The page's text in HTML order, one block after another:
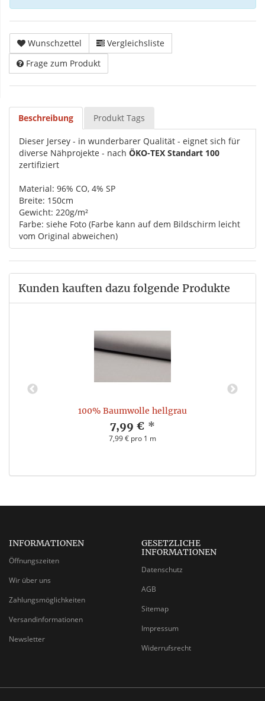
Wunschzettel
Vergleichsliste
Frage zum Produkt
Beschreibung Produkt Tags
Dieser Jersey - in wunderbarer Qualität - eignet sich für
diverse Nähprojekte - nach ÖKO-TEX Standart 100
zertifiziert
Material: 96% CO, 4% SP
Breite: 150cm
Gewicht: 220g/m²
Farbe: siehe Foto (Farbe kann auf dem Bildschirm leicht
vom Original abweichen)
Kunden kauften dazu folgende Produkte
100% Baumwolle hellgrau
7,99 € *
7,99 € pro 1 m
INFORMATIONEN
Öffnungszeiten
Wir über uns
Zahlungsmöglichkeiten
Versandinformationen
Newsletter
GESETZLICHE
INFORMATIONEN
Datenschutz
AGB
Sitemap
Impressum
Widerrufsrecht